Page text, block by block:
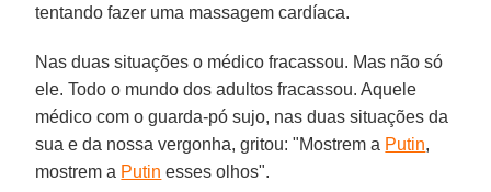
tentando fazer uma massagem cardíaca.
Nas duas situações o médico fracassou. Mas não só
ele. Todo o mundo dos adultos fracassou. Aquele
médico com o guarda-pó sujo, nas duas situações da
sua e da nossa vergonha, gritou: "Mostrem a Putin,
mostrem a Putin esses olhos".